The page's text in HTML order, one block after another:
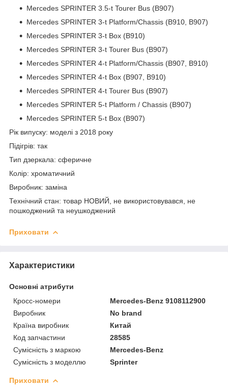
Mercedes SPRINTER 3.5-t Tourer Bus (B907)
Mercedes SPRINTER 3-t Platform/Chassis (B910, B907)
Mercedes SPRINTER 3-t Box (B910)
Mercedes SPRINTER 3-t Tourer Bus (B907)
Mercedes SPRINTER 4-t Platform/Chassis (B907, B910)
Mercedes SPRINTER 4-t Box (B907, B910)
Mercedes SPRINTER 4-t Tourer Bus (B907)
Mercedes SPRINTER 5-t Platform / Chassis (B907)
Mercedes SPRINTER 5-t Box (B907)
Рік випуску: моделі з 2018 року
Підігрів: так
Тип дзеркала: сферичне
Колір: хроматичний
Виробник: заміна
Технічний стан: товар НОВИЙ, не використовувався, не
пошкоджений та неушкоджений
Приховати
Характеристики
Основні атрибути
Кросс-номери
Mercedes-Benz 9108112900
Виробник
No brand
Країна виробник
Китай
Код запчастини
28585
Сумісність з маркою
Mercedes-Benz
Сумісність з моделлю
Sprinter
Приховати